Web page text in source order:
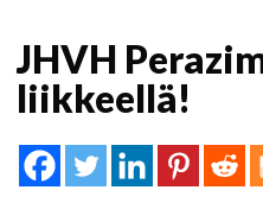
JHVH
liikkeellä!